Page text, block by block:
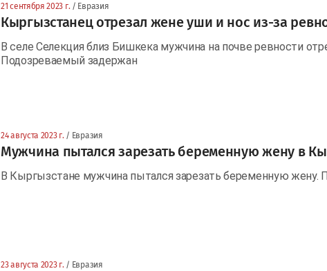
21 сентября 2023 г. / Евразия
Кыргызстанец отрезал жене уши и нос из-за
В селе Селекция близ Бишкека мужчина на почве ревности
Подозреваемый задержан
24 августа 2023 г. / Евразия
Мужчина пытался зарезать беременную жену в
В Кыргызстане мужчина пытался зарезать беременную жену.
23 августа 2023 г. / Евразия